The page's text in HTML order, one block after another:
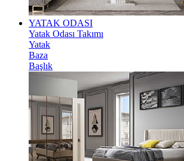
YATAK ODASI
Yatak Odası Takımı
Yatak
Baza
Başlık